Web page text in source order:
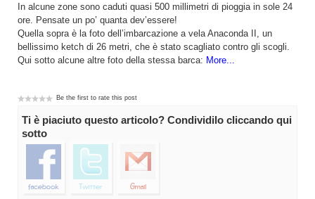
In alcune zone sono caduti quasi 500 millimetri di pioggia in sole 24
ore. Pensate un po’ quanta dev’essere!
Quella sopra è la foto dell’imbarcazione a vela Anaconda II, un
bellissimo ketch di 26 metri, che è stato scagliato contro gli scogli.
Qui sotto alcune altre foto della stessa barca: More...
Be the first to rate this post
Ti è piaciuto questo articolo? Condividilo cliccando qui
sotto